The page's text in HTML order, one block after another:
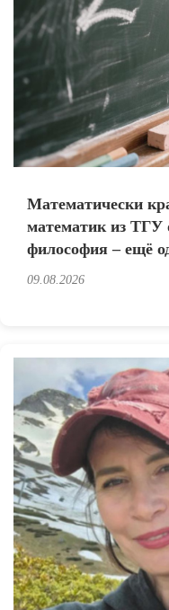
Математически
математик из ТГУ
философия – ещё
09.08.2026